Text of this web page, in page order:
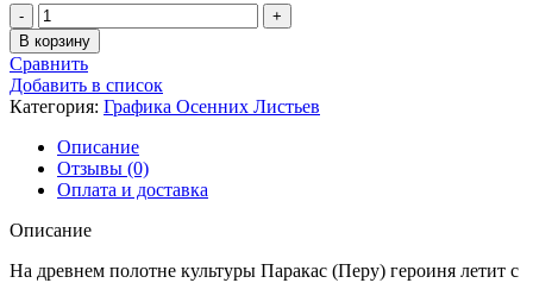
Количество
товара
Шаманский
Полёт
В корзину
Сравнить
Добавить в список
Категория: Графика Осенних Листьев
Описание
Отзывы (0)
Оплата и доставка
Описание
На древнем полотне культуры Паракас (Перу) героиня летит с